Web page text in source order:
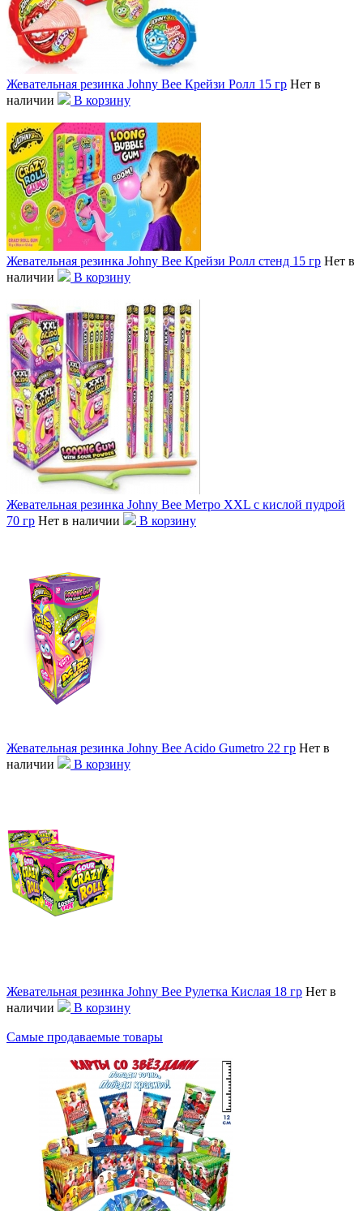
Жевательная резинка Johny Bee Крейзи Ролл 15 гр Нет в
наличии
В корзину
Жевательная резинка Johny Bee Крейзи Ролл стенд 15 гр Нет в
наличии
В корзину
Жевательная резинка Johny Bee Метро XXL с кислой пудрой
70 гр Нет в наличии В корзину
Жевательная резинка Johny Bee Acido Gumetro 22 гр Нет в
наличии
В корзину
Жевательная резинка Johny Bee Рулетка Кислая 18 гр Нет в
наличии
В корзину
Самые продаваемые товары